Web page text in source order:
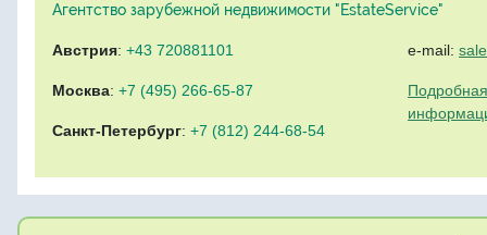
Агентство зарубежной недвижимости "EstateService"
Австрия: +43 720881101
Москва: +7 (495) 266-65-87
Санкт-Петербург: +7 (812) 244-68-54
e-mail: